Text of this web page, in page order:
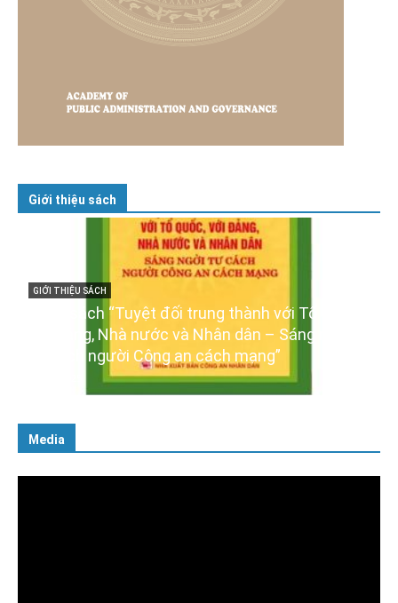
Giới thiệu sách
GIỚI THIỆU SÁCH
Ra mắt ba cuốn sách ảnh chào mừng Đại hội
XIV của Đảng
16/01/2026
Media